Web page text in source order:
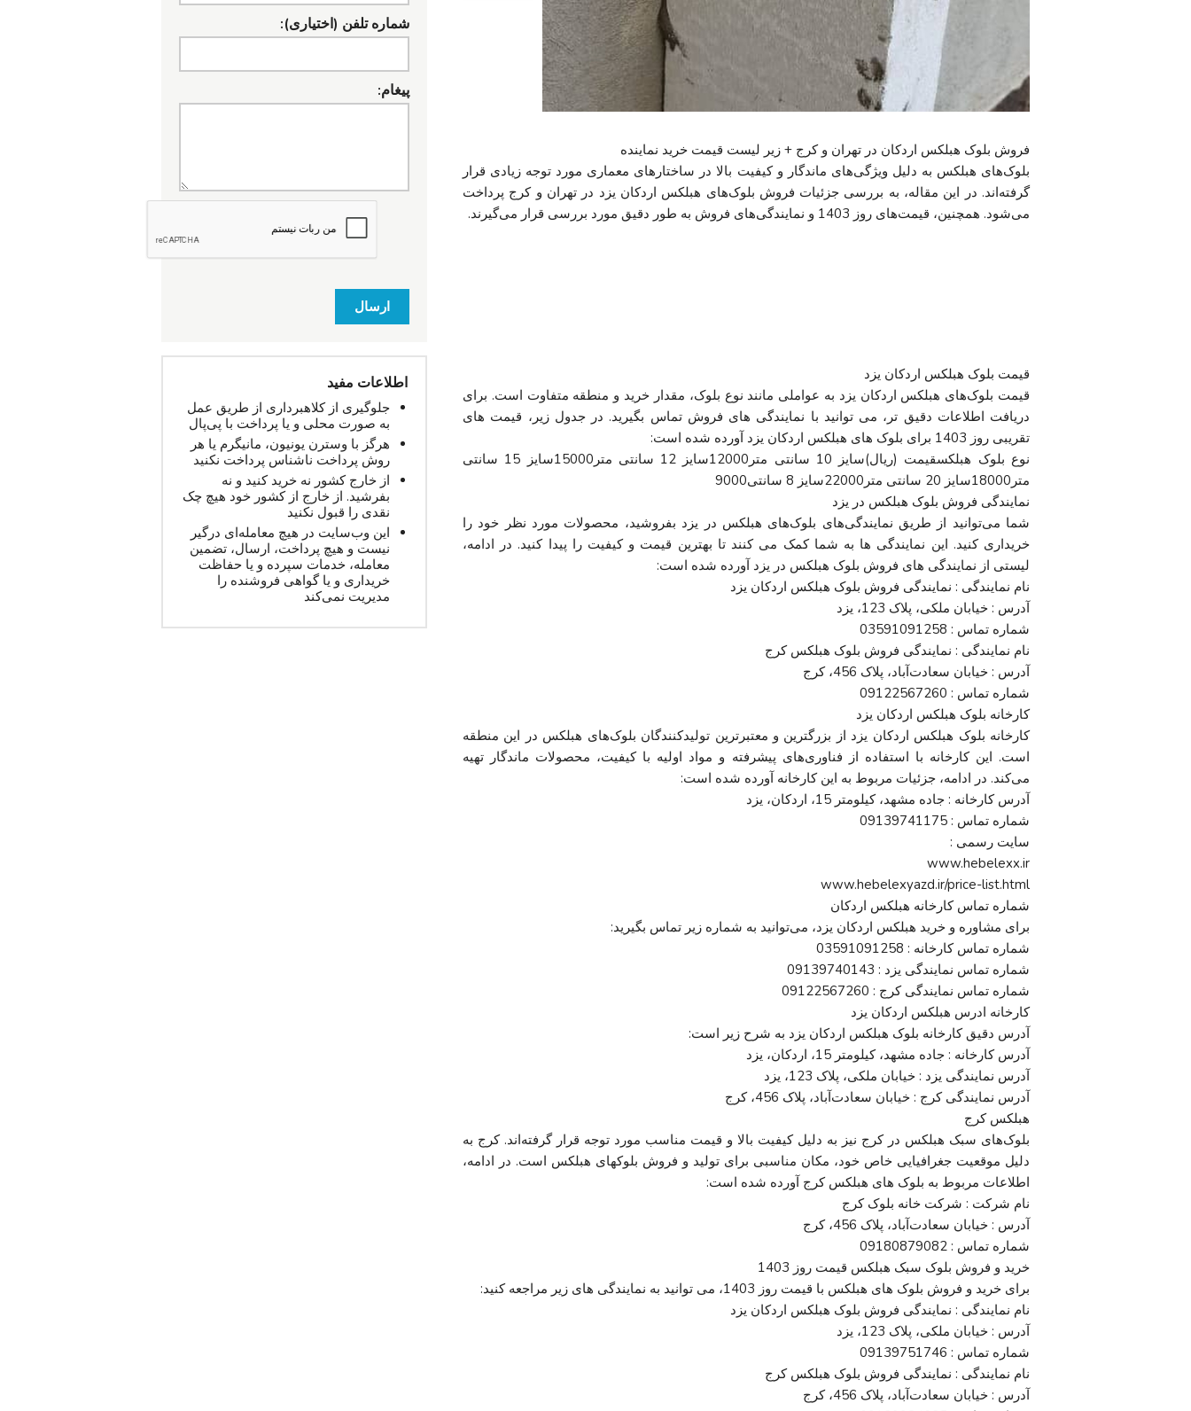
فروش بلوک هبلکس اردکان در تهران و کرج + زیر لیست قیمت خرید نماینده
بلوک‌های هبلکس به دلیل ویژگی‌های ماندگار و کیفیت بالا در ساختارهای معماری مورد توجه زیادی قرار
گرفته‌اند. در این مقاله، به بررسی جزئیات فروش بلوک‌های هبلکس اردکان یزد در تهران و کرج پرداخت
می‌شود. همچنین، قیمت‌های روز 1403 و نمایندگی‌های فروش به طور دقیق مورد بررسی قرار می‌گیرند.
قیمت بلوک هبلکس اردکان یزد
قیمت بلوک‌های هبلکس اردکان یزد به عواملی مانند نوع بلوک، مقدار خرید و منطقه متفاوت است. برای
دریافت اطلاعات دقیق تر، می توانید با نمایندگی های فروش تماس بگیرید. در جدول زیر، قیمت های
تقریبی روز 1403 برای بلوک های هبلکس اردکان یزد آورده شده است:
نوع بلوک هبلکسقیمت (ریال)سایز 10 سانتی متر12000سایز 12 سانتی متر15000سایز 15 سانتی
متر18000سایز 20 سانتی متر22000سایز 8 سانتی9000
نمایندگی فروش بلوک هبلکس در یزد
شما می‌توانید از طریق نمایندگی‌های بلوک‌های هبلکس در یزد بفروشید، محصولات مورد نظر خود را
خریداری کنید. این نمایندگی ها به شما کمک می کنند تا بهترین قیمت و کیفیت را پیدا کنید. در ادامه،
لیستی از نمایندگی های فروش بلوک هبلکس در یزد آورده شده است:
نام نمایندگی : نمایندگی فروش بلوک هبلکس اردکان یزد
آدرس : خیابان ملکی، پلاک 123، یزد
شماره تماس : 03591091258
نام نمایندگی : نمایندگی فروش بلوک هبلکس کرج
آدرس : خیابان سعادت‌آباد، پلاک 456، کرج
شماره تماس : 09122567260
کارخانه بلوک هبلکس اردکان یزد
کارخانه بلوک هبلکس اردکان یزد از بزرگترین و معتبرترین تولیدکنندگان بلوک‌های هبلکس در این منطقه
است. این کارخانه با استفاده از فناوری‌های پیشرفته و مواد اولیه با کیفیت، محصولات ماندگار تهیه
می‌کند. در ادامه، جزئیات مربوط به این کارخانه آورده شده است:
آدرس کارخانه : جاده مشهد، کیلومتر 15، اردکان، یزد
شماره تماس : 09139741175
سایت رسمی :
www.hebelexx.ir
www.hebelexyazd.ir/price-list.html
شماره تماس کارخانه هبلکس اردکان
برای مشاوره و خرید هبلکس اردکان یزد، می‌توانید به شماره زیر تماس بگیرید:
شماره تماس کارخانه : 03591091258
شماره تماس نمایندگی یزد : 09139740143
شماره تماس نمایندگی کرج : 09122567260
کارخانه ادرس هبلکس اردکان یزد
آدرس دقیق کارخانه بلوک هبلکس اردکان یزد به شرح زیر است:
آدرس کارخانه : جاده مشهد، کیلومتر 15، اردکان، یزد
آدرس نمایندگی یزد : خیابان ملکی، پلاک 123، یزد
آدرس نمایندگی کرج : خیابان سعادت‌آباد، پلاک 456، کرج
هبلکس کرج
بلوک‌های سبک هبلکس در کرج نیز به دلیل کیفیت بالا و قیمت مناسب مورد توجه قرار گرفته‌اند. کرج به
دلیل موقعیت جغرافیایی خاص خود، مکان مناسبی برای تولید و فروش بلوکهای هبلکس است. در ادامه،
اطلاعات مربوط به بلوک های هبلکس کرج آورده شده است:
نام شرکت : شرکت خانه بلوک کرج
آدرس : خیابان سعادت‌آباد، پلاک 456، کرج
شماره تماس : 09180879082
خرید و فروش بلوک سبک هبلکس قیمت روز 1403
برای خرید و فروش بلوک های هبلکس با قیمت روز 1403، می توانید به نمایندگی های زیر مراجعه کنید:
نام نمایندگی : نمایندگی فروش بلوک هبلکس اردکان یزد
آدرس : خیابان ملکی، پلاک 123، یزد
شماره تماس : 09139751746
نام نمایندگی : نمایندگی فروش بلوک هبلکس کرج
آدرس : خیابان سعادت‌آباد، پلاک 456، کرج
شماره تلفن (اختیاری):
پیغام:
ارسال
اطلاعات مفید
جلوگیری از کلاهبرداری از طریق عمل
به صورت محلی و یا پرداخت با پی‌پال
هرگز با وسترن یونیون، مانیگرم یا هر
روش پرداخت ناشناس پرداخت نکنید
از خارج کشور نه خرید کنید و نه
بفرشید. از خارج از کشور خود هیچ چک
نقدی را قبول نکنید
این وب‌سایت در هیچ معامله‌ای درگیر
نیست و هیچ پرداخت، ارسال، تضمین
معامله، خدمات سپرده و یا حفاظت
خریداری و یا گواهی فروشنده را
مدیریت نمی‌کند